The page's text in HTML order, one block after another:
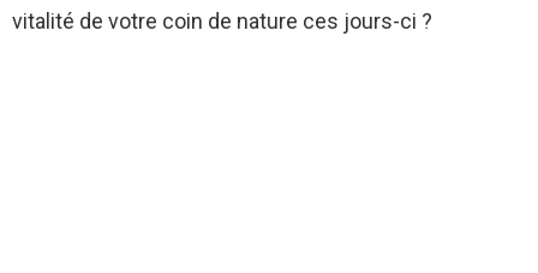
vitalité de votre coin de nature ces jours-ci ?